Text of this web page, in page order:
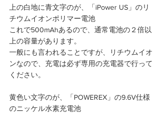
上の白地に青文字のが、「iPower US」のリ
チウムイオンポリマー電池
これで500mAhあるので、通常電池の２倍以
上の容量があります。
一般にも言われることですが、リチウムイオ
ンなので、充電は必ず専用の充電器で行って
ください。
黄色い文字のが、「POWEREX」の9.6V仕様
のニッケル水素充電池